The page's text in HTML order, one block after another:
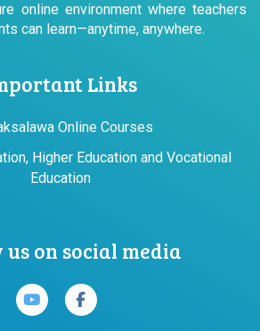
online environment where teachers
can learn—anytime, anywhere.
Links
Online Courses
Higher Education and Vocational
Education
us on social media